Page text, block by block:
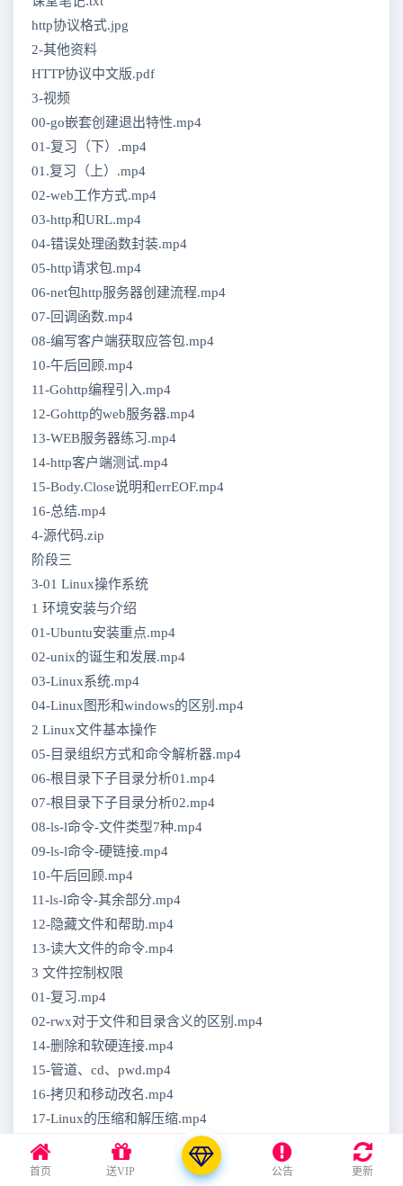
http协议格式.jpg
2-其他资料
HTTP协议中文版.pdf
3-视频
00-go嵌套创建退出特性.mp4
01-复习（下）.mp4
01.复习（上）.mp4
02-web工作方式.mp4
03-http和URL.mp4
04-错误处理函数封装.mp4
05-http请求包.mp4
06-net包http服务器创建流程.mp4
07-回调函数.mp4
08-编写客户端获取应答包.mp4
10-午后回顾.mp4
11-Gohttp编程引入.mp4
12-Gohttp的web服务器.mp4
13-WEB服务器练习.mp4
14-http客户端测试.mp4
15-Body.Close说明和errEOF.mp4
16-总结.mp4
4-源代码.zip
阶段三
3-01 Linux操作系统
1 环境安装与介绍
01-Ubuntu安装重点.mp4
02-unix的诞生和发展.mp4
03-Linux系统.mp4
04-Linux图形和windows的区别.mp4
2 Linux文件基本操作
05-目录组织方式和命令解析器.mp4
06-根目录下子目录分析01.mp4
07-根目录下子目录分析02.mp4
08-ls-l命令-文件类型7种.mp4
09-ls-l命令-硬链接.mp4
10-午后回顾.mp4
11-ls-l命令-其余部分.mp4
12-隐藏文件和帮助.mp4
13-读大文件的命令.mp4
3 文件控制权限
01-复习.mp4
02-rwx对于文件和目录含义的区别.mp4
14-删除和软硬连接.mp4
15-管道、cd、pwd.mp4
16-拷贝和移动改名.mp4
17-Linux的压缩和解压缩.mp4
18-其他压缩命令.mp4
19-用户创建、删除和修改文件所属用户.mp4
首页 送VIP 公告 更新